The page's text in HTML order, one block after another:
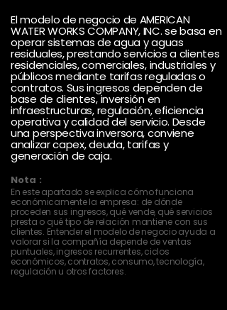
El modelo de negocio de AMERICAN
WATER WORKS COMPANY, INC. se basa en
operar sistemas de agua y aguas
residuales, prestando servicios a clientes
residenciales, comerciales, industriales y
públicos mediante tarifas reguladas o
contratos. Sus ingresos dependen de
base de clientes, inversión en
infraestructuras, regulación, eficiencia
operativa y calidad del servicio. Desde
una perspectiva inversora, conviene
analizar capex, deuda, tarifas y
generación de caja.
Nota :
En este apartado se explica cómo funciona
económicamente la empresa: de dónde
proceden sus ingresos, qué vende, qué servicios
presta o qué tipo de relación mantiene con sus
clientes. Entender el modelo de negocio ayuda a
valorar si la compañía depende de ventas
puntuales, ingresos recurrentes, ciclos
económicos, contratos, consumo, tecnología,
regulación u otros factores.